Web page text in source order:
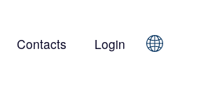
Contacts Login